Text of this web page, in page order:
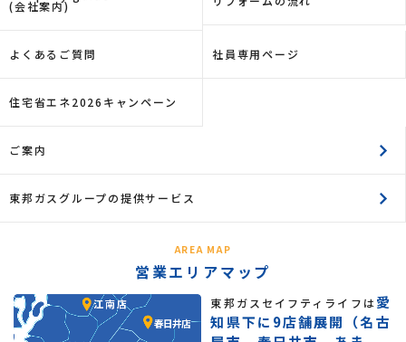
(会社案内)
よくあるご質問 社員専用ページ
住宅省エネ2026キャンペーン
ご案内
東邦ガスグループの提供サービス
AREA MAP
営業エリアマップ
東邦ガスセイフティライフは愛
知県下に9店舗展開（名古